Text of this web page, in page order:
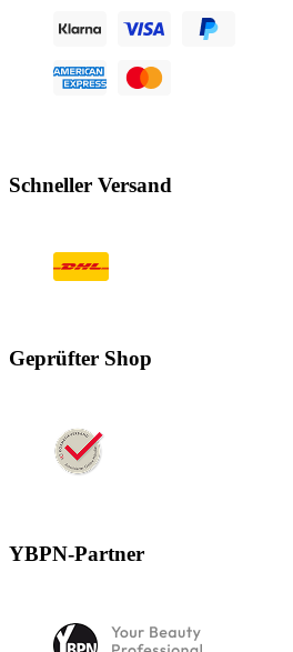
Schneller Versand
Geprüfter Shop
YBPN-Partner